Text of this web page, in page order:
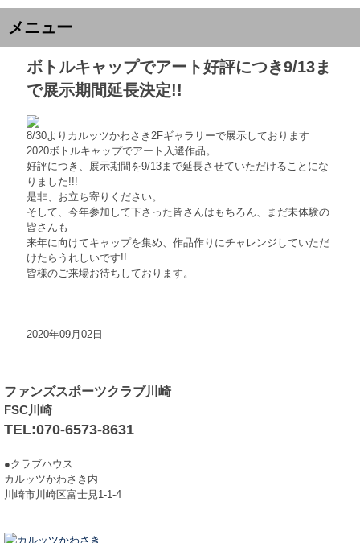
メニュー
ボトルキャップでアート好評につき9/13ま
で展示期間延長決定!!
8/30よりカルッツかわさき2Fギャラリーで展示しております
2020ボトルキャップでアート入選作品。
好評につき、展示期間を9/13まで延長させていただけることにな
りました!!!
是非、お立ち寄りください。
そして、今年参加して下さった皆さんはもちろん、まだ未体験の
皆さんも
来年に向けてキャップを集め、作品作りにチャレンジしていただ
けたらうれしいです!!
皆様のご来場お待ちしております。
2020年09月02日
ファンズスポーツクラブ川崎
FSC川崎
TEL:070-6573-8631
●クラブハウス
カルッツかわさき内
川崎市川崎区富士見1-1-4